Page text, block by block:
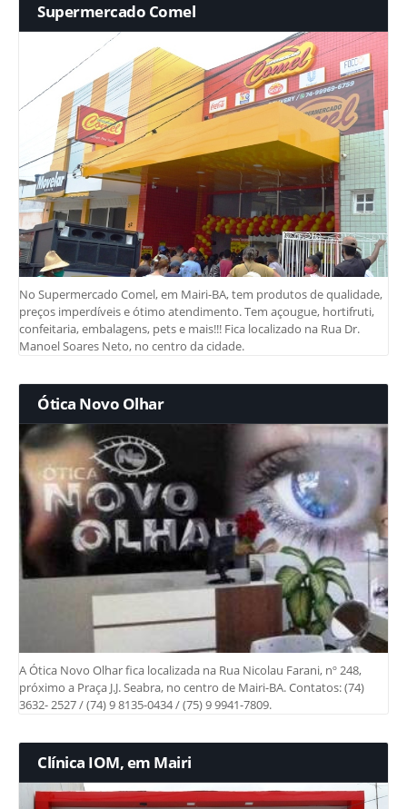
Supermercado Comel
No Supermercado Comel, em Mairi-BA, tem produtos de qualidade,
preços imperdíveis e ótimo atendimento. Tem açougue, hortifruti,
confeitaria, embalagens, pets e mais!!! Fica localizado na Rua Dr.
Manoel Soares Neto, no centro da cidade.
Ótica Novo Olhar
A Ótica Novo Olhar fica localizada na Rua Nicolau Farani, nº 248,
próximo a Praça J.J. Seabra, no centro de Mairi-BA. Contatos: (74)
3632- 2527 / (74) 9 8135-0434 / (75) 9 9941-7809.
Clínica IOM, em Mairi